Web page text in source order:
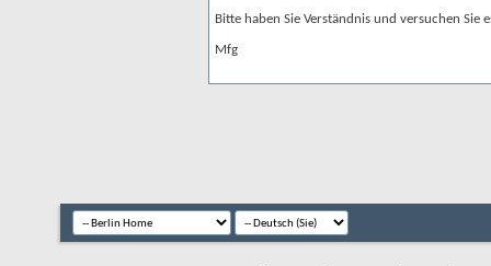
Bitte haben Sie Verständnis und versuchen Sie
Mfg